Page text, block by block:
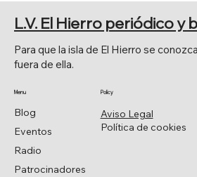
UNANIMIDAD LA
ARMAS.
Aviso Legal
Política de cookies
Policy
Blog
Eventos
Radio
Patrocinadores
Menu
Para que la isla de El Hierro se
fuera de ella.
L.V. El Hierro periódico y